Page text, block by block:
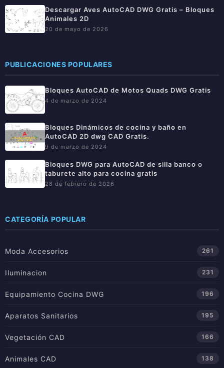
Descargar Aves AutoCAD DWG Gratis – Bloques
Animales 2D
20 de mayo de 2026
PUBLICACIONES POPULARES
Bloques AutoCAD de Motos Quads DWG Gratis
4 de marzo de 2024
Bloques Dinámicos de cocina y baño en
AutoCAD 2D dwg CAD Gratis.
9 de marzo de 2024
Bloques DWG para AutoCAD de silla banco o
taburete alto para cocina gratis
28 de febrero de 2026
CATEGORÍA POPULAR
Moda Accesorios 261
Iluminacion 231
Equipamiento Cocina DWG 196
Aparatos Sanitarios 195
Vegetación CAD 166
Animales CAD 138